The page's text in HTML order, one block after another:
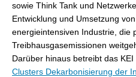
sowie Think Tank und
Entwicklung und Umsetzung
energieintensiven Industrie, die
Treibhausgasemissionen
Darüber hinaus betreibt das
Clusters Dekarbonisierung der